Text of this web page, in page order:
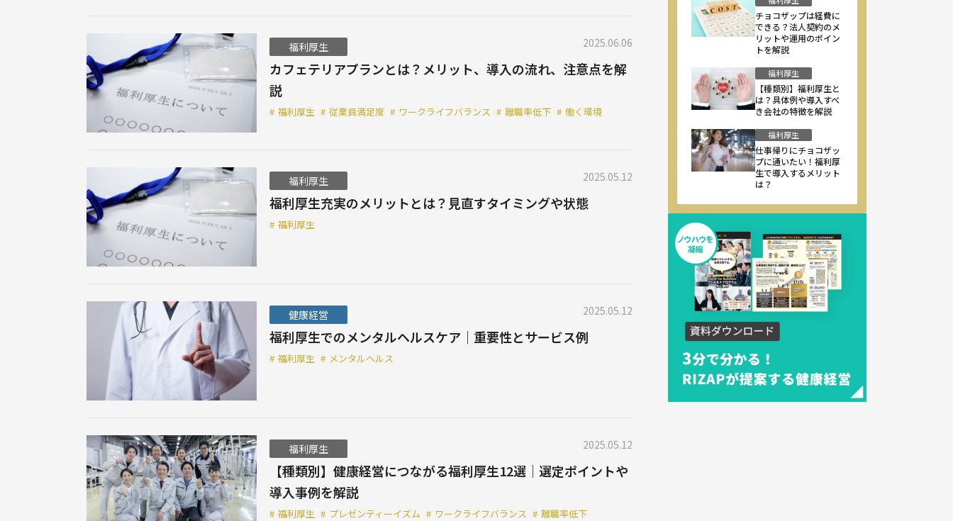
2025.06.06
福利厚生
カフェテリアプランとは？メリット、導入の流れ、注意点を解
説
# 福利厚生 # 従業員満足度 # ワークライフバランス # 離職率低下 # 働く環境
2025.05.12
福利厚生
福利厚生充実のメリットとは？見直すタイミングや状態
# 福利厚生
2025.05.12
健康経営
福利厚生でのメンタルヘルスケア｜重要性とサービス例
# 福利厚生 # メンタルヘルス
2025.05.12
福利厚生
【種類別】健康経営につながる福利厚生12選｜選定ポイントや
導入事例を解説
# 福利厚生 # プレゼンティーイズム # ワークライフバランス # 離職率低下
チョコザップは経費に
できる？法人契約のメ
リットや運用のポイン
トを解説
福利厚生
【種類別】福利厚生と
は？具体例や導入すべ
き会社の特徴を解説
福利厚生
仕事帰りにチョコザッ
プに通いたい！福利厚
生で導入するメリット
は？